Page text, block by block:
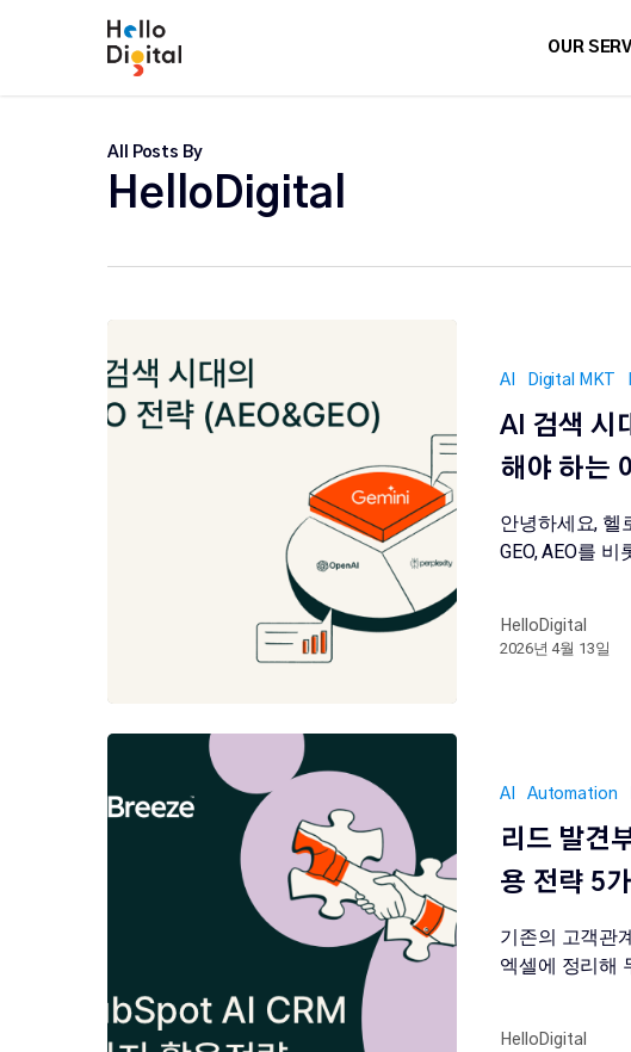
OUR
All Posts By
HelloDigital
AI Digital MKT
AI 검색 시
해야 하는
안녕하세요, 헬
GEO, AEO를
HelloDigital
2026년 4월 13일
AI Automation
리드 발견
용 전략 5가
기존의 고객관
엑셀에 정리해
HelloDigital